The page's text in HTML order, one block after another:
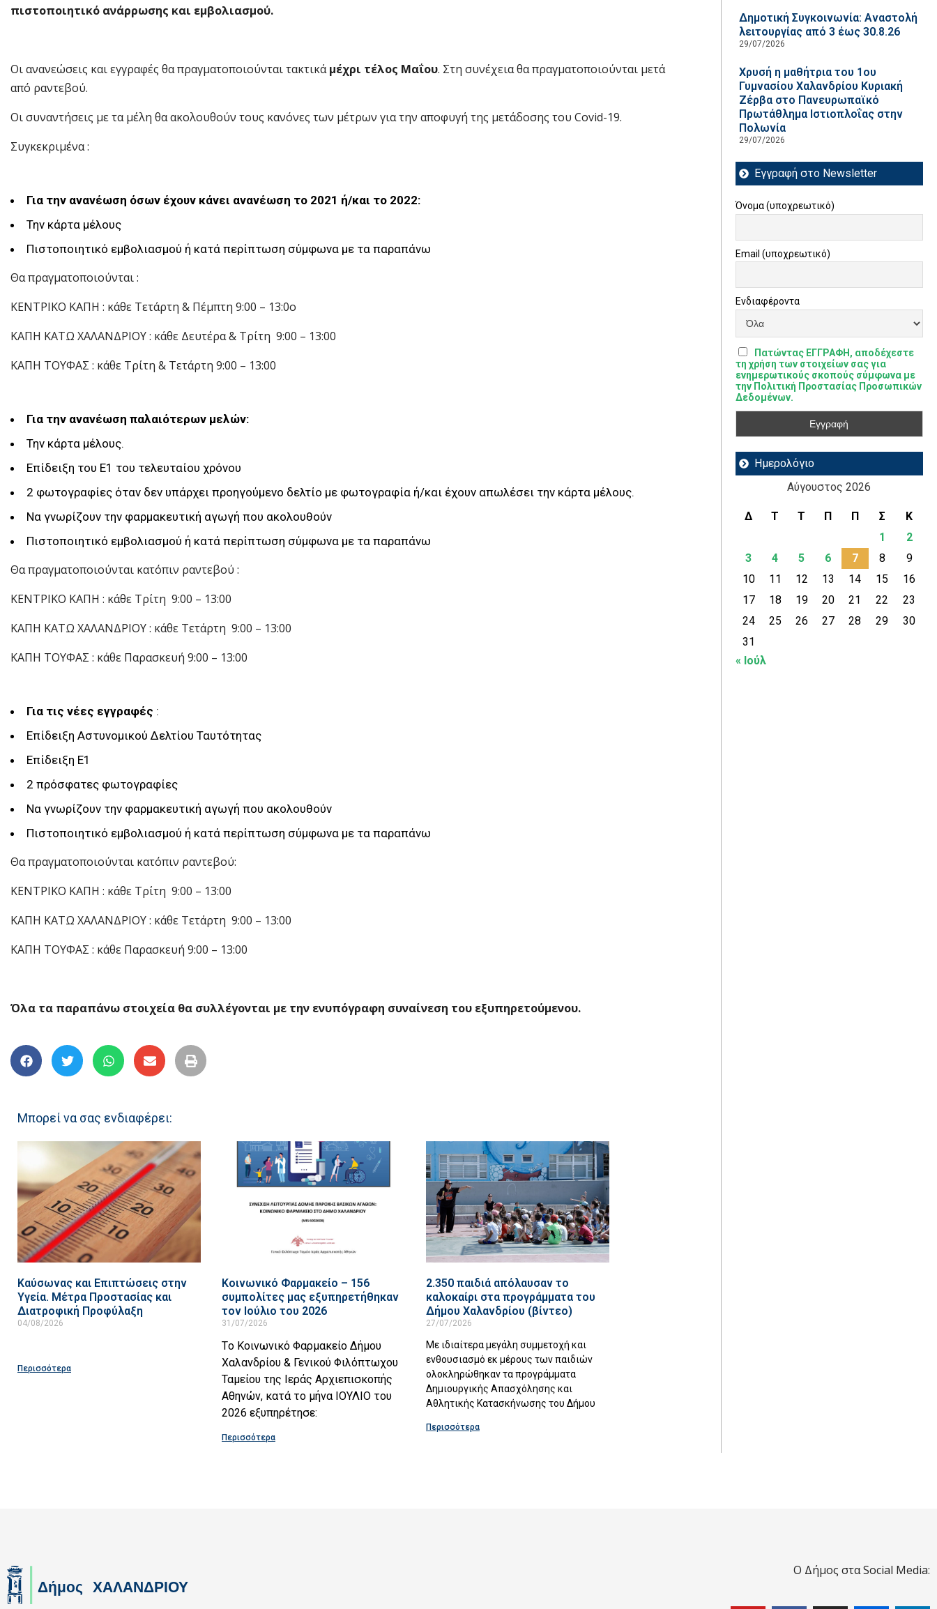
πιστοποιητικό ανάρρωσης και εμβολιασμού.
Οι ανανεώσεις και εγγραφές θα πραγματοποιούνται τακτικάμέχρι τέλος Μαΐου. Στη συνέχεια θα πραγματοποιούνται μετά
από ραντεβού.
Οι συναντήσεις με τα μέλη θα ακολουθούν τους κανόνες των μέτρων για την αποφυγή της μετάδοσης του Covid-19.
Συγκεκριμένα :
Για την ανανέωση όσων έχουν κάνει ανανέωση το 2021 ή/και το 2022:
Την κάρτα μέλους
Πιστοποιητικό εμβολιασμού ή κατά περίπτωση σύμφωνα με τα παραπάνω
Θα πραγματοποιούνται :
ΚΕΝΤΡΙΚΟ ΚΑΠΗ : κάθε Τετάρτη & Πέμπτη 9:00 – 13:0ο
ΚΑΠΗ ΚΑΤΩ ΧΑΛΑΝΔΡΙΟΥ : κάθε Δευτέρα & Τρίτη 9:00 – 13:00
ΚΑΠΗ ΤΟΥΦΑΣ : κάθε Τρίτη & Τετάρτη 9:00 – 13:00
Για την ανανέωση παλαιότερων μελών:
Την κάρτα μέλους.
Επίδειξη του Ε1 του τελευταίου χρόνου
2 φωτογραφίες όταν δεν υπάρχει προηγούμενο δελτίο με φωτογραφία ή/και έχουν απωλέσει την κάρτα μέλους.
Να γνωρίζουν την φαρμακευτική αγωγή που ακολουθούν
Πιστοποιητικό εμβολιασμού ή κατά περίπτωση σύμφωνα με τα παραπάνω
Θα πραγματοποιούνται κατόπιν ραντεβού :
ΚΕΝΤΡΙΚΟ ΚΑΠΗ : κάθε Τρίτη 9:00 – 13:00
ΚΑΠΗ ΚΑΤΩ ΧΑΛΑΝΔΡΙΟΥ : κάθε Τετάρτη 9:00 – 13:00
ΚΑΠΗ ΤΟΥΦΑΣ : κάθε Παρασκευή 9:00 – 13:00
Για τις νέες εγγραφές :
Επίδειξη Αστυνομικού Δελτίου Ταυτότητας
Επίδειξη Ε1
2 πρόσφατες φωτογραφίες
Να γνωρίζουν την φαρμακευτική αγωγή που ακολουθούν
Πιστοποιητικό εμβολιασμού ή κατά περίπτωση σύμφωνα με τα παραπάνω
Θα πραγματοποιούνται κατόπιν ραντεβού:
ΚΕΝΤΡΙΚΟ ΚΑΠΗ : κάθε Τρίτη 9:00 – 13:00
ΚΑΠΗ ΚΑΤΩ ΧΑΛΑΝΔΡΙΟΥ : κάθε Τετάρτη 9:00 – 13:00
ΚΑΠΗ ΤΟΥΦΑΣ : κάθε Παρασκευή 9:00 – 13:00
Όλα τα παραπάνω στοιχεία θα συλλέγονται με την ενυπόγραφη συναίνεση του εξυπηρετούμενου.
Μπορεί να σας ενδιαφέρει:
Καύσωνας και Επιπτώσεις στην
Υγεία. Μέτρα Προστασίας και
Διατροφική Προφύλαξη
04/08/2026
Περισσότερα
Κοινωνικό Φαρμακείο – 156
συμπολίτες μας εξυπηρετήθηκαν
τον Ιούλιο του 2026
31/07/2026
Tο Κοινωνικό Φαρμακείο Δήμου
Χαλανδρίου & Γενικού Φιλόπτωχου
Ταμείου της Ιεράς Αρχιεπισκοπής
Αθηνών, κατά το μήνα ΙΟΥΛΙΟ του
2026 εξυπηρέτησε:
Περισσότερα
2.350 παιδιά απόλαυσαν το
καλοκαίρι στα προγράμματα του
Δήμου Χαλανδρίου (βίντεο)
27/07/2026
Με ιδιαίτερα μεγάλη συμμετοχή και
ενθουσιασμό εκ μέρους των παιδιών
ολοκληρώθηκαν τα προγράμματα
Δημιουργικής Απασχόλησης και
Αθλητικής Κατασκήνωσης του Δήμου
Περισσότερα
Δημοτική Συγκοινωνία: Αναστολή
λειτουργίας από 3 έως 30.8.26
29/07/2026
Χρυσή η μαθήτρια του 1ου
Γυμνασίου Χαλανδρίου Κυριακή
Ζέρβα στο Πανευρωπαϊκό
Πρωτάθλημα Ιστιοπλοΐας στην
Πολωνία
29/07/2026
Εγγραφή στο Newsletter
Όνομα (υποχρεωτικό)
Email (υποχρεωτικό)
Ενδιαφέροντα
Πατώντας ΕΓΓΡΑΦΗ, αποδέχεστε
τη χρήση των στοιχείων σας για
ενημερωτικούς σκοπούς σύμφωνα με
την Πολιτική Προστασίας Προσωπικών
Δεδομένων.
Ημερολόγιο
Αύγουστος 2026
Δ Τ Τ Π Π Σ
Κ
1
2
3
4 5 6 7 8
9
10
11 12 13 14 15
16
17
18 19 20 21 22
23
24
25 26 27 28 29
30
31
« Ιούλ
Ο Δήμος στα Social Media: